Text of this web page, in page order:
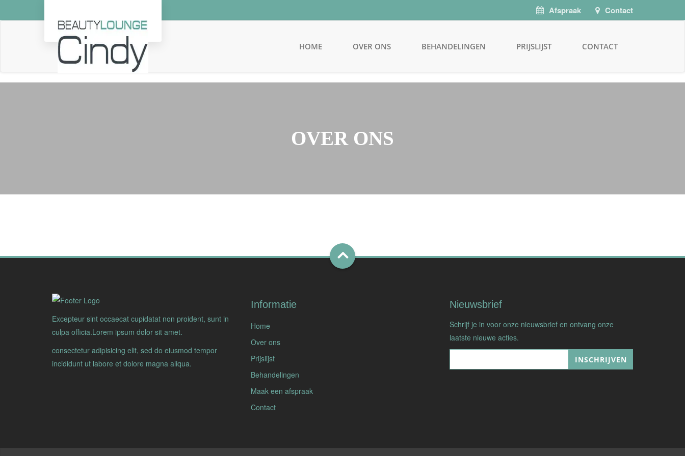
Afspraak Contact
HOME OVER ONS BEHANDELINGEN PRIJSLIJST CONTACT
OVER ONS
Excepteur sint occaecat cupidatat non proident, sunt in
culpa officia.Lorem ipsum dolor sit amet.
consectetur adipisicing elit, sed do eiusmod tempor
incididunt ut labore et dolore magna aliqua.
Informatie
Home
Over ons
Prijslijst
Behandelingen
Maak een afspraak
Contact
Nieuwsbrief
Schrijf je in voor onze nieuwsbrief en ontvang onze
laatste nieuwe acties.